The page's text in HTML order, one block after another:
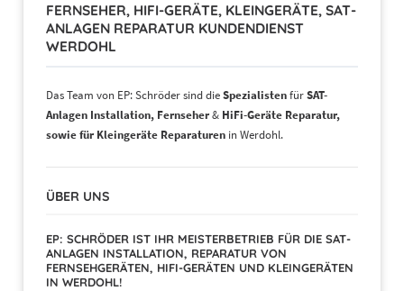
FERNSEHER, HIFI-GERÄTE, KLEINGERÄTE, SAT-
ANLAGEN REPARATUR KUNDENDIENST
WERDOHL
Das Team von EP: Schröder sind dieSpezialistenfürSAT-
Anlagen Installation, Fernseher& HiFi-Geräte Reparatur,
sowie für Kleingeräte Reparaturen in Werdohl.
ÜBER UNS
EP: SCHRÖDER IST IHR MEISTERBETRIEB FÜR DIE SAT-
ANLAGEN INSTALLATION, REPARATUR VON
FERNSEHGERÄTEN, HIFI-GERÄTEN UND KLEINGERÄTEN
IN WERDOHL!